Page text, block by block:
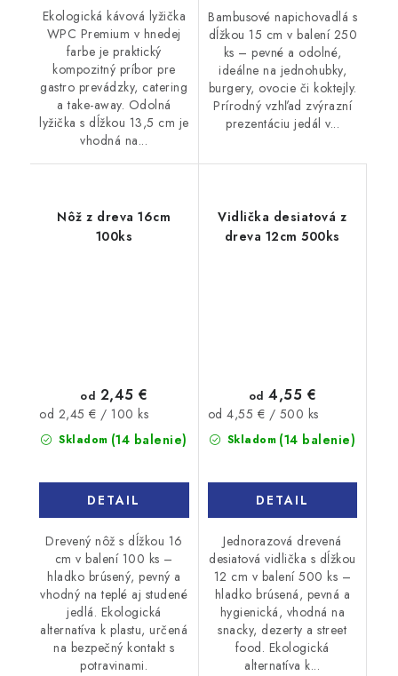
Ekologická kávová lyžička
WPC Premium v hnedej
farbe je praktický
kompozitný príbor pre
gastro prevádzky, catering
a take-away. Odolná
lyžička s dĺžkou 13,5 cm je
vhodná na...
Bambusové napichovadlá s
dĺžkou 15 cm v balení 250
ks – pevné a odolné,
ideálne na jednohubky,
burgery, ovocie či koktejly.
Prírodný vzhľad zvýrazní
prezentáciu jedál v...
Nôž z dreva 16cm
100ks
Skladom (14 balenie)
od 2,45 €
Jednotková
cena:
od 2,45 € / 100 ks
DETAIL
Drevený nôž s dĺžkou 16
cm v balení 100 ks –
hladko brúsený, pevný a
vhodný na teplé aj studené
jedlá. Ekologická
alternatíva k plastu, určená
na bezpečný kontakt s
potravinami.
Vidlička desiatová z
dreva 12cm 500ks
Skladom (14 balenie)
od 4,55 €
Jednotková
cena:
od 4,55 € / 500 ks
DETAIL
Jednorazová drevená
desiatová vidlička s dĺžkou
12 cm v balení 500 ks –
hladko brúsená, pevná a
hygienická, vhodná na
snacky, dezerty a street
food. Ekologická
alternatíva k...